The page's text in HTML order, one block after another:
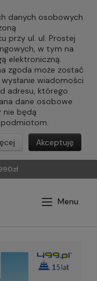
danych osobowych
przy ul. ul. Prostej
w tym na
elektroniczną.
zgoda może zostać
wiadomości
adresu, którego
dane osobowe
nie będą
podmiotom.
Akceptuję